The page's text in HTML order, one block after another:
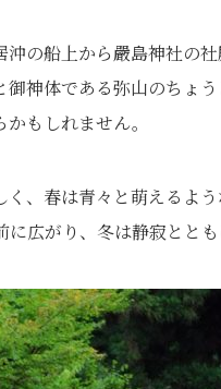
の船上から嚴島神社の
御神体である弥山のちょ
もしれません。
、春は青々と萌えるよ
広がり、冬は静寂とと